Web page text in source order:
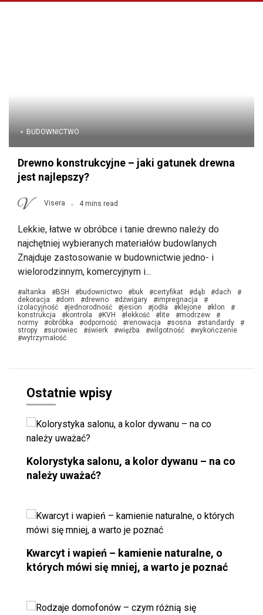
BUDOWNICTWO
Drewno konstrukcyjne – jaki gatunek drewna
jest najlepszy?
Visera 4 mins read
Lekkie, łatwe w obróbce i tanie drewno należy do
najchętniej wybieranych materiałów budowlanych
Znajduje zastosowanie w budownictwie jedno- i
wielorodzinnym, komercyjnym i...
#altanka #BSH #budownictwo #buk #certyfikat #dąb #dach
#
dekoracja
#dom #drewno #dźwigary #impregnacja
#
izolacyjność
#jednorodność #jesion #jodła #klejone #klon
#
konstrukcja
#kontrola #KVH #lekkość #lite #modrzew
#
normy
#obróbka #odporność #renowacja #sosna #standardy
#
stropy
#surowiec #świerk #więźba #wilgotność #wykończenie
#wytrzymałość
Ostatnie wpisy
Kolorystyka salonu, a kolor dywanu – na co
należy uważać?
Kwarcyt i wapień – kamienie naturalne, o
których mówi się mniej, a warto je poznać